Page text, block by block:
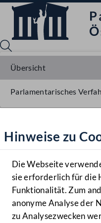
Hilfe
Benutzer
Navigationsmenü
MENÜ
Hinweise zu
Die Webseite
sie erforderlich für die
Funktionalität. Zum
anonyme Analyse der
zu Analysezwecken
Übersicht
Parlamentarisches